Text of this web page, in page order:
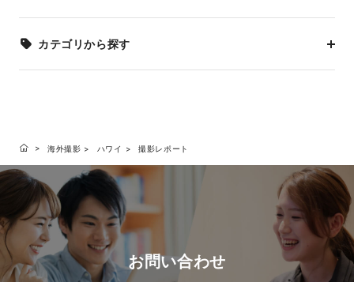
カテゴリから探す
海外撮影 ハワイ 撮影レポート
お問い合わせ